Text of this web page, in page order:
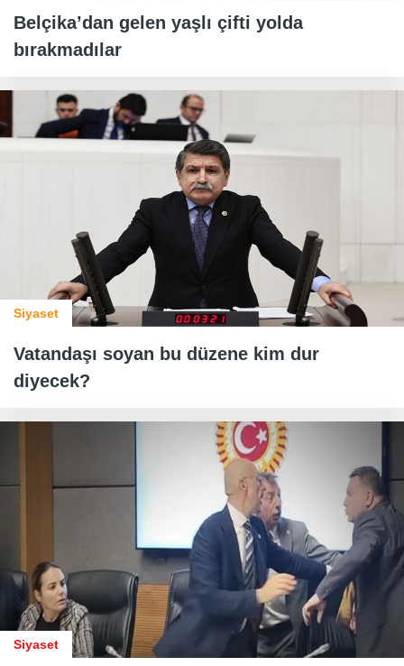
Belçika’dan gelen yaşlı çifti yolda
bırakmadılar
Siyaset
Vatandaşı soyan bu düzene kim dur
diyecek?
Siyaset